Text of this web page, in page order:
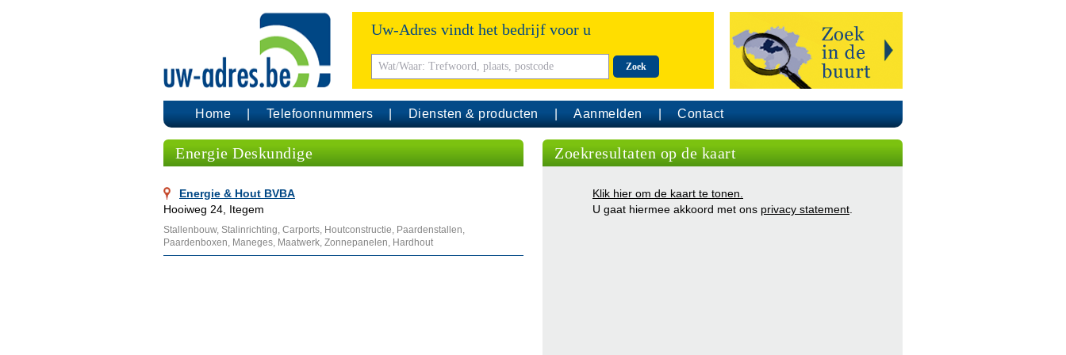
Uw-Adres vindt het bedrijf voor u
Zoek
Home Telefoonnummers Diensten & producten Aanmelden Contact
Energie Deskundige
Energie & Hout BVBA
Hooiweg 24, Itegem
Stallenbouw, Stalinrichting, Carports, Houtconstructie, Paardenstallen,
Paardenboxen, Maneges, Maatwerk, Zonnepanelen, Hardhout
Zoekresultaten op de kaart
Klik hier om de kaart te tonen.
U gaat hiermee akkoord met ons privacy statement